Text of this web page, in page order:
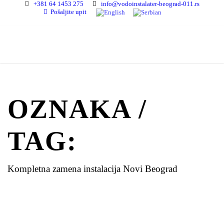
+381 64 1453 275
info@vodoinstalater-beograd-011.rs
Pošaljite upit
OZNAKA /
TAG:
Kompletna zamena instalacija Novi Beograd